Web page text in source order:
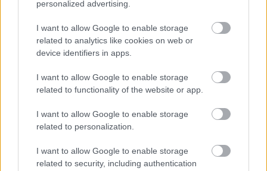
personalized advertising.
I want to allow Google to enable storage
related to analytics like cookies on web or
device identifiers in apps.
I want to allow Google to enable storage
related to functionality of the website or app.
I want to allow Google to enable storage
related to personalization.
I want to allow Google to enable storage
related to security, including authentication
Lire le texte suivant de la catégorie:
AUTRES SUJETS